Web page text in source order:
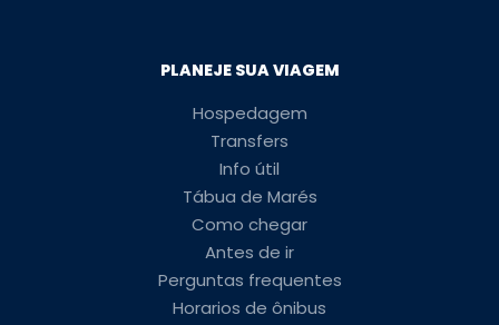
PLANEJE SUA VIAGEM
Hospedagem
Transfers
Info útil
Tábua de Marés
Como chegar
Antes de ir
Perguntas frequentes
Horarios de ônibus